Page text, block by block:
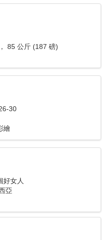
85 公斤 (187 磅)
30
繪
好女人
亞